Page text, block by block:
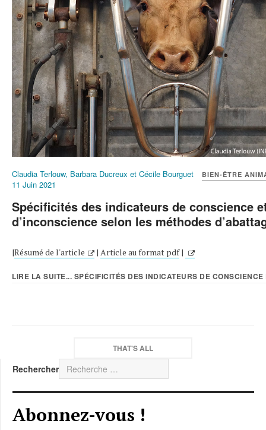
Claudia Terlouw, Barbara Ducreux et Cécile Bourguet BIEN-ÊTRE
11 Juin 2021
Spécificités des indicateurs de conscience
d’inconscience selon les méthodes
|Résumé de l'article | Article au format pdf|
LIRE LA SUITE... SPÉCIFICITÉS DES INDICATEURS DE CONSCIENCE
THAT'S ALL
Rechercher
Abonnez-vous !